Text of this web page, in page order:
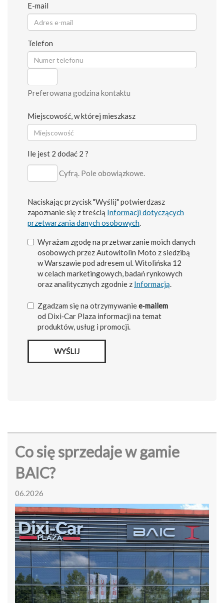
E-mail
Telefon
Preferowana godzina kontaktu
Miejscowość, w której mieszkasz
Ile jest 2 dodać 2 ?
Cyfrą. Pole obowiązkowe.
Naciskając przycisk "Wyślij" potwierdzasz
zapoznanie się z treścią Informacji dotyczących
przetwarzania danych osobowych
Wyrażam zgodę na przetwarzanie moich danych
osobowych przez Autowitolin Moto z siedzibą
w Warszawie pod adresem ul. Witolińska 12
w celach marketingowych, badań rynkowych
oraz analitycznych zgodnie z Informacją
Zgadzam się na otrzymywaniee‑mailem
od Dixi‑Car Plaza informacji na temat
produktów, usług i promocji.
WYŚLIJ
Co się sprzedaje w gamie
BAIC?
06.2026